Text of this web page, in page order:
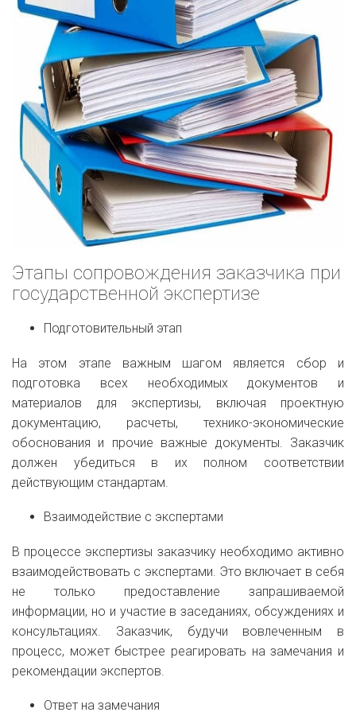
Этапы сопровождения заказчика при
государственной экспертизе
Подготовительный этап
На этом этапе важным шагом является сбор и
подготовка всех необходимых документов и
материалов для экспертизы, включая проектную
документацию, расчеты, технико-экономические
обоснования и прочие важные документы. Заказчик
должен убедиться в их полном соответствии
действующим стандартам.
Взаимодействие с экспертами
В процессе экспертизы заказчику необходимо активно
взаимодействовать с экспертами. Это включает в себя
не только предоставление запрашиваемой
информации, но и участие в заседаниях, обсуждениях и
консультациях. Заказчик, будучи вовлеченным в
процесс, может быстрее реагировать на замечания и
рекомендации экспертов.
Ответ на замечания